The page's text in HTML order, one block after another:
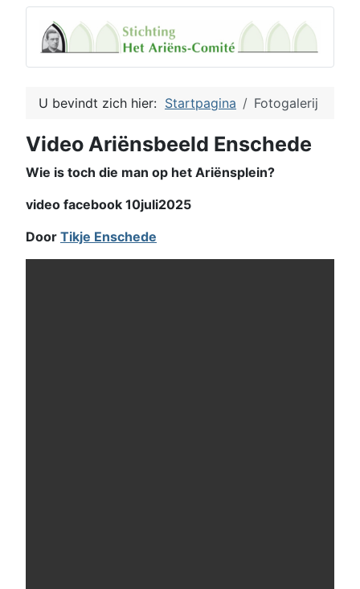
U bevindt zich hier: Startpagina Fotogalerij
Video Ariënsbeeld Enschede
Wie is toch die man op het Ariënsplein?
video facebook 10juli2025
Door Tikje Enschede